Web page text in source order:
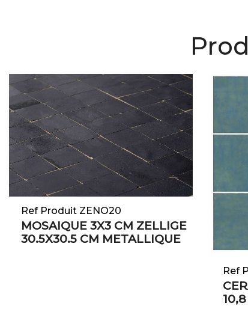
Ref Produit ZENO20
MOSAIQUE 3X3 CM ZELLIGE
30.5X30.5 CM METALLIQUE
Ref